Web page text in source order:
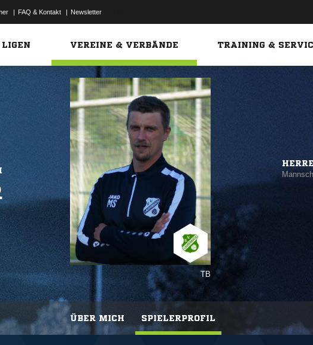
| FAQ & Kontakt | Newsletter
LIGEN VEREINE & VERBÄNDE TRAINING &
ÜBER MICH SPIELERPROFIL
TB